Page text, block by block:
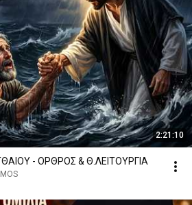
2:21:10
- ΟΡΘΡΟΣ & Θ.ΛΕΙΤΟΥΡΓΙΑ